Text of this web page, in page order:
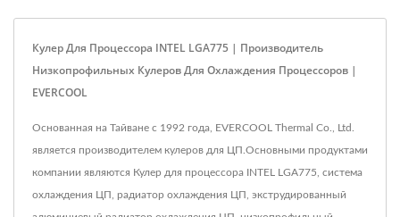
Кулер Для Процессора INTEL LGA775 | Производитель
Низкопрофильных Кулеров Для Охлаждения Процессоров |
EVERCOOL
Основанная на Тайване с 1992 года, EVERCOOL Thermal Co., Ltd.
является производителем кулеров для ЦП.Основными продуктами
компании являются Кулер для процессора INTEL LGA775, система
охлаждения ЦП, радиатор охлаждения ЦП, экструдированный